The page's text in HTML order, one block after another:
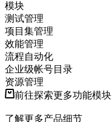
模块
测试管理
项目集管理
效能管理
流程自动化
企业级帐号目录
资源管理
前往探索更多功能模块
了解更多产品细节